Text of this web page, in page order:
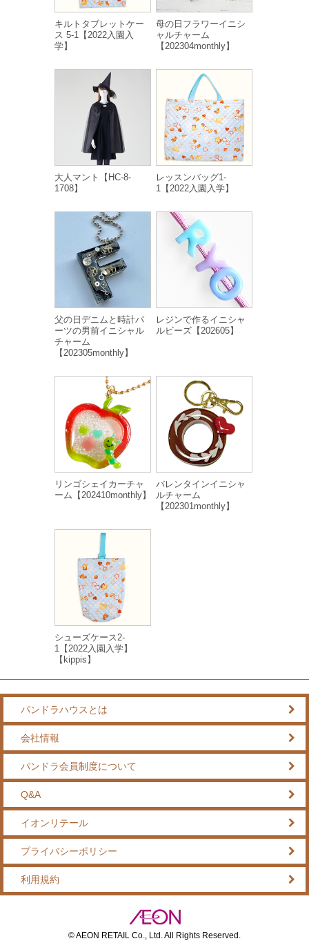
キルトタブレットケー
ス 5-1【2022入園入
学】
母の日フラワーイニシ
ャルチャーム
【202304monthly】
大人マント【HC-8-
1708】
レッスンバッグ1-
1【2022入園入学】
父の日デニムと時計パ
ーツの男前イニシャル
チャーム
【202305monthly】
レジンで作るイニシャ
ルビーズ【202605】
リンゴシェイカーチャ
ーム【202410monthly】
バレンタインイニシャ
ルチャーム
【202301monthly】
シューズケース2-
1【2022入園入学】
【kippis】
パンドラハウスとは
会社情報
パンドラ会員制度について
Q&A
イオンリテール
プライバシーポリシー
利用規約
© AEON RETAIL Co., Ltd. All Rights Reserved.